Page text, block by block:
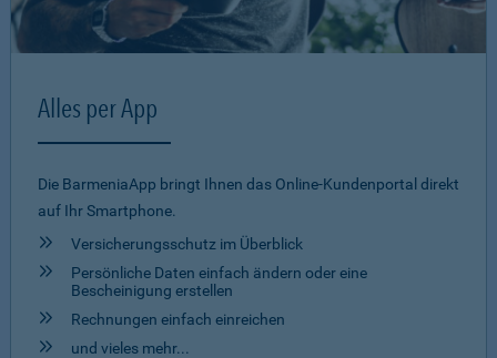
Alles per App
Die BarmeniaApp bringt Ihnen das Online-Kundenportal direkt
auf Ihr Smartphone.
Versicherungsschutz im Überblick
Persönliche Daten einfach ändern oder eine
Bescheinigung erstellen
Rechnungen einfach einreichen
und vieles mehr...